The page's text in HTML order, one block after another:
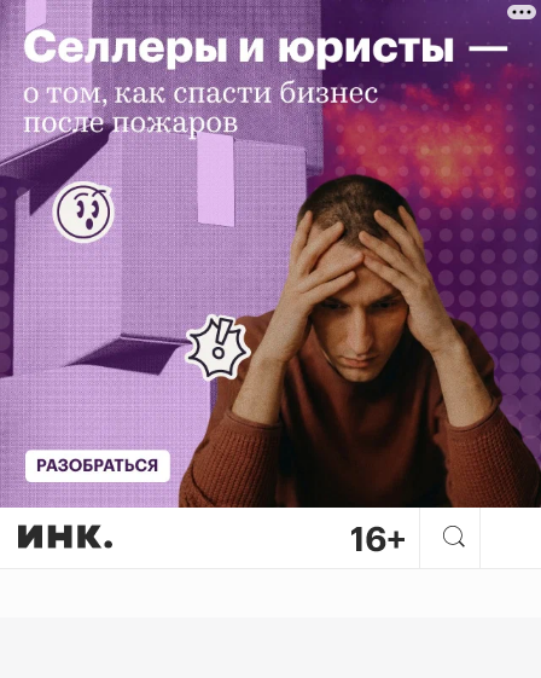
Работа в тандеме: как